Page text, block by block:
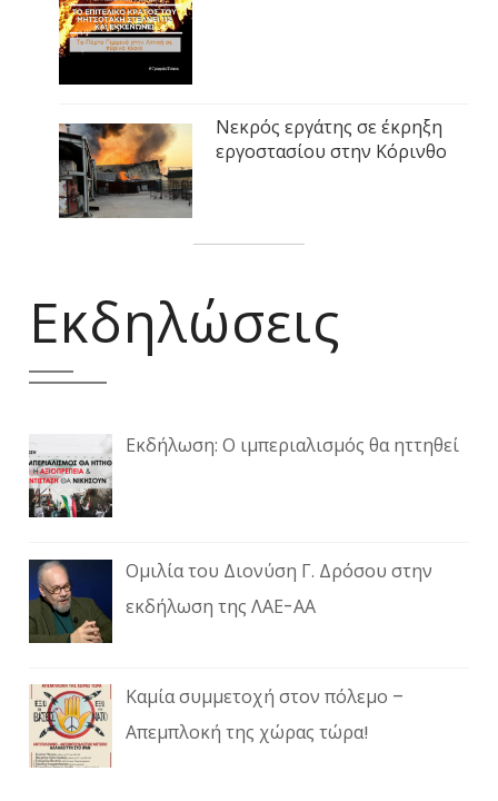
Νεκρός εργάτης σε έκρηξη
εργοστασίου στην Κόρινθο
Εκδηλώσεις
Εκδήλωση: Ο ιμπεριαλισμός θα ηττηθεί
Ομιλία του Διονύση Γ. Δρόσου στην
εκδήλωση της ΛΑΕ-ΑΑ
Καμία συμμετοχή στον πόλεμο –
Απεμπλοκή της χώρας τώρα!